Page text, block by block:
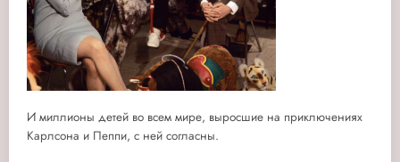
И миллионы детей во всем мире, выросшие на приключениях
Карлсона и Пеппи, с ней согласны.